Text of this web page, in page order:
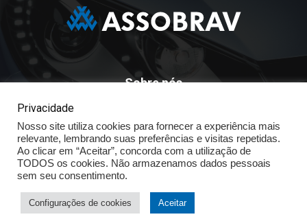
Sobre nós
ASSOBRAV - Associação Brasileira Dos Distribuidores
Volkswagen
Av. José Maria Whitaker n° 603 - Mirandópolis - São Paulo - SP
- CEP: 04057.900 - Fone: (11) - 5078.5400
Política de Privacidade
Privacidade
Nosso site utiliza cookies para fornecer a experiência mais
relevante, lembrando suas preferências e visitas repetidas.
Ao clicar em “Aceitar”, concorda com a utilização de
TODOS os cookies. Não armazenamos dados pessoais
sem seu consentimento.
Configurações de cookies Aceitar